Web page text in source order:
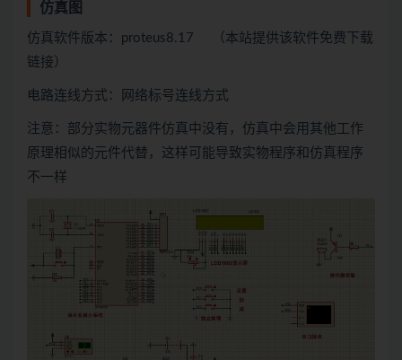
仿真图
仿真软件版本：proteus8.17 （本站提供该软件免费下载
链接）
电路连线方式：网络标号连线方式
注意：部分实物元器件仿真中没有，仿真中会用 其他 工作
原理相似的元件代替，这样可能导致实物程序和仿真程序
不一样